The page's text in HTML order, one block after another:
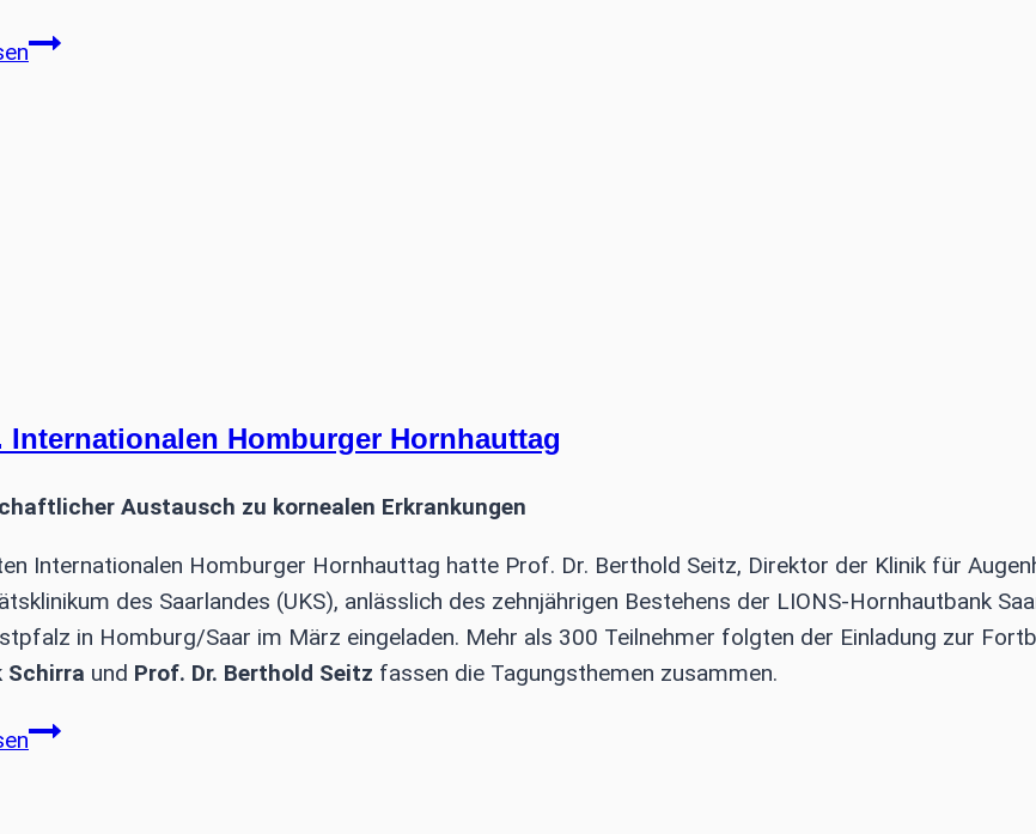
Ressort
Internationalen Homburger Hornhauttag
Austausch zu kornealen Erkrankungen
Internationalen Homburger Hornhauttag hatte Prof. Dr. Berthold Seitz, Direktor der Klinik für
des Saarlandes (UKS), anlässlich des zehnjährigen Bestehens der LIONS-Hornhautbank
in Homburg/Saar im März eingeladen. Mehr als 300 Teilnehmer folgten der Einladung zur
Schirra und Prof. Dr. Berthold Seitz fassen die Tagungsthemen zusammen.
Zum